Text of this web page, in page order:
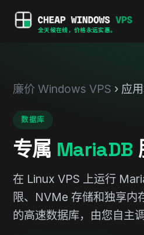
全天候在线，价格永远实惠。
廉价 Windows VPS › 应
数据库
专属 MariaDB
在 Linux VPS 上运行
限、NVMe 存储和独享
的高速数据库，由您自主